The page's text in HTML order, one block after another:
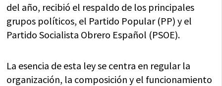
del año, recibió el respaldo de los principales
grupos políticos, el Partido Popular (PP) y el
Partido Socialista Obrero Español (PSOE).
La esencia de esta ley se centra en regular la
organización, la composición y el funcionamiento